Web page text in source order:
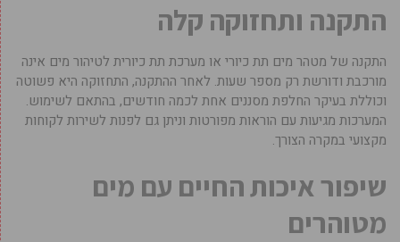
התקנה ותחזוקה קלה
התקנה של מטהר מים תת כיורי או מערכת תת כיורית לטיהור מים אינה
מורכבת ודורשת רק מספר שעות. לאחר ההתקנה, התחזוקה היא פשוטה
וכוללת בעיקר החלפת מסננים אחת לכמה חודשים, בהתאם לשימוש.
המערכות מגיעות עם הוראות מפורטות וניתן גם לפנות לשירות לקוחות
מקצועי במקרה הצורך.
שיפור איכות החיים עם מים
מטוהרים